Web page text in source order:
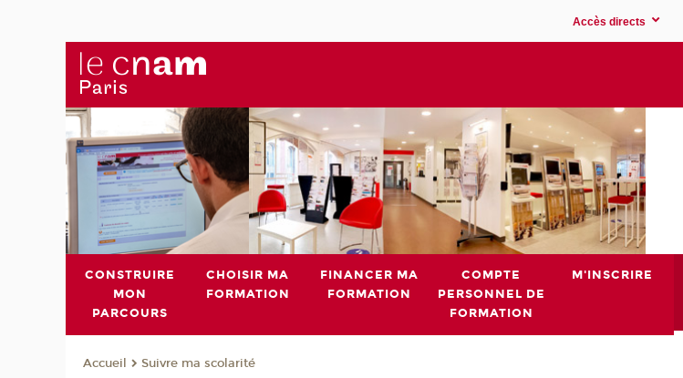
Accès directs
CONSTRUIRE
MON
PARCOURS
CHOISIR MA
FORMATION
FINANCER MA
FORMATION
COMPTE
PERSONNEL DE
FORMATION
M'INSCRIRE
Accueil Suivre ma scolarité